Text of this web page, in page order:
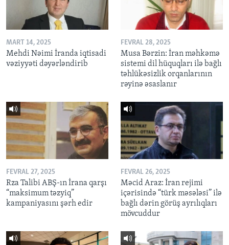
MART 14, 2025
Mehdi Nəimi İranda iqtisadi
vəziyyəti dəyərləndirib
FEVRAL 28, 2025
Musa Bərzin: İran məhkəmə
sistemi dil hüquqları ilə bağlı
təhlükəsizlik orqanlarının
rəyinə əsaslanır
FEVRAL 27, 2025
Rza Talibi ABŞ-ın İrana qarşı
“maksimum təzyiq”
kampaniyasını şərh edir
FEVRAL 26, 2025
Məcid Araz: İran rejimi
içərisində “türk məsələsi” ilə
bağlı dərin görüş ayrılıqları
mövcuddur